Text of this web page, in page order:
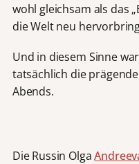
wohl gleichsam als das
die Welt neu
Und in diesem Sinne
tatsächlich die
Abends.
Die Russin Olga